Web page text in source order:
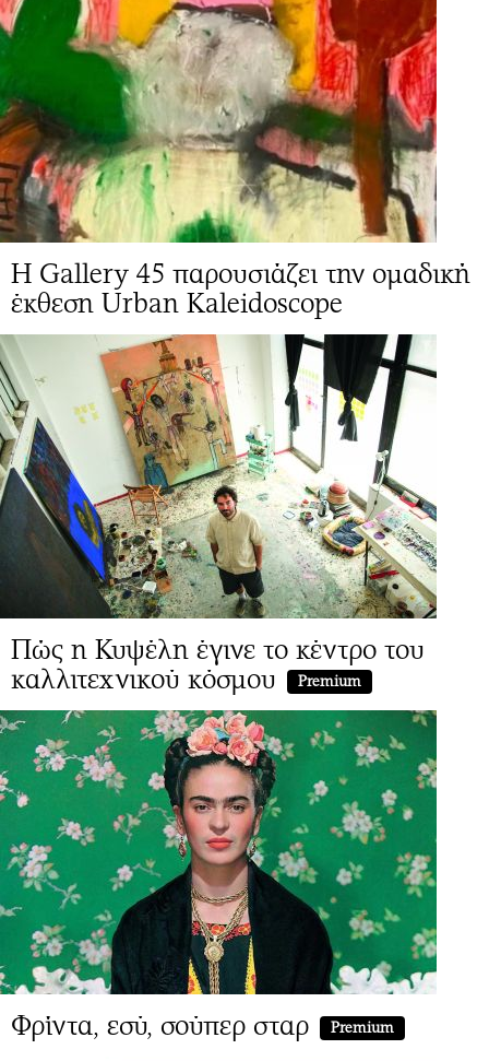
Η Gallery 45 παρουσιάζει την ομαδική
έκθεση Urban Kaleidoscope
Πώς η Κυψέλη έγινε το κέντρο του
καλλιτεχνικού κόσμου
Premium
Φρίντα, εσύ, σούπερ σταρ Premium